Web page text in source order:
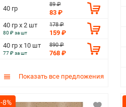
40 гр
89 ₽
83 ₽
40 гр х 2 шт
80 ₽ за шт
178 ₽
159 ₽
40 гр х 10 шт
77 ₽ за шт
890 ₽
768 ₽
Показать все предложения
-8%